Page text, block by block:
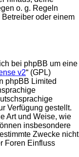
o. g. Regeln
oder einem
bei phpBB um eine
v2“ (GPL)
phpBB Limited
Verfügung gestellt.
Art und Weise, wie
insbesondere
Zwecke nicht
Foren Einfluss